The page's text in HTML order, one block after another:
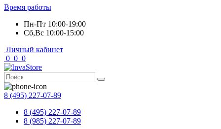
Время работы
Пн-Пт 10:00-19:00
Сб,Вс 10:00-15:00
Личный кабинет
0 0 0
8 (495) 227-07-89
8 (495) 227-07-89
8 (985) 227-07-89